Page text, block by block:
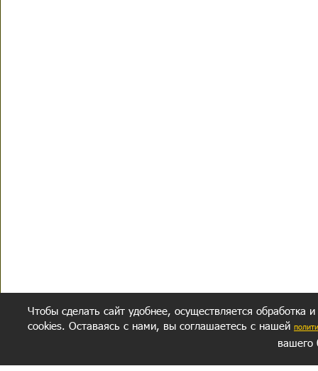
Чтобы сделать сайт удобнее, осуществляется обработка
cookies. Оставаясь с нами, вы соглашаетесь с нашей
вашего